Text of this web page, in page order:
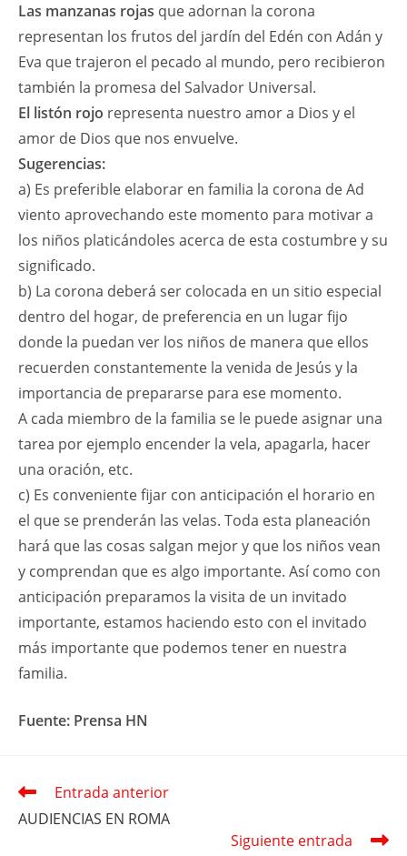
Las manzanas rojas que adornan la corona
representan los frutos del jardín del Edén con Adán y
Eva que trajeron el pecado al mundo, pero recibieron
también la promesa del Salvador Universal.
El listón rojo representa nuestro amor a Dios y el
amor de Dios que nos envuelve.
Sugerencias:
a) Es preferible elaborar en familia la corona de Ad
viento aprovechando este momento para motivar a
los niños platicándoles acerca de esta costumbre y su
significado.
b) La corona deberá ser colocada en un sitio especial
dentro del hogar, de preferencia en un lugar fijo
donde la puedan ver los niños de manera que ellos
recuerden constantemente la venida de Jesús y la
importancia de prepararse para ese momento.
A cada miembro de la familia se le puede asignar una
tarea por ejemplo encender la vela, apagarla, hacer
una oración, etc.
c) Es conveniente fijar con anticipación el horario en
el que se prenderán las velas. Toda esta planeación
hará que las cosas salgan mejor y que los niños vean
y comprendan que es algo importante. Así como con
anticipación preparamos la visita de un invitado
importante, estamos haciendo esto con el invitado
más importante que podemos tener en nuestra
familia.
Fuente: Prensa HN
Leer
artículos
Entrada anterior
AUDIENCIAS EN ROMA
Siguiente entrada